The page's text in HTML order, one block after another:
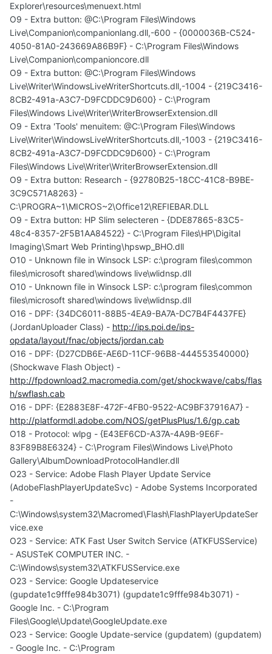
Explorer\resources\menuext.html
O9 - Extra button: @C:\Program Files\Windows
Live\Companion\companionlang.dll,-600 - {0000036B-C524-
4050-81A0-243669A86B9F} - C:\Program Files\Windows
Live\Companion\companioncore.dll
O9 - Extra button: @C:\Program Files\Windows
Live\Writer\WindowsLiveWriterShortcuts.dll,-1004 - {219C3416-
8CB2-491a-A3C7-D9FCDDC9D600} - C:\Program
Files\Windows Live\Writer\WriterBrowserExtension.dll
O9 - Extra 'Tools' menuitem: @C:\Program Files\Windows
Live\Writer\WindowsLiveWriterShortcuts.dll,-1003 - {219C3416-
8CB2-491a-A3C7-D9FCDDC9D600} - C:\Program
Files\Windows Live\Writer\WriterBrowserExtension.dll
O9 - Extra button: Research - {92780B25-18CC-41C8-B9BE-
3C9C571A8263} -
C:\PROGRA~1\MICROS~2\Office12\REFIEBAR.DLL
O9 - Extra button: HP Slim selecteren - {DDE87865-83C5-
48c4-8357-2F5B1AA84522} - C:\Program Files\HP\Digital
Imaging\Smart Web Printing\hpswp_BHO.dll
O10 - Unknown file in Winsock LSP: c:\program files\common
files\microsoft shared\windows live\wlidnsp.dll
O10 - Unknown file in Winsock LSP: c:\program files\common
files\microsoft shared\windows live\wlidnsp.dll
O16 - DPF: {34DC6011-88B5-4EA9-BA7A-DC7B4F4437FE}
(JordanUploader Class) - http://ips.poi.de/ips-
opdata/layout/fnac/objects/jordan.cab
O16 - DPF: {D27CDB6E-AE6D-11CF-96B8-444553540000}
(Shockwave Flash Object) -
http://fpdownload2.macromedia.com/get/shockwave/cabs/flas
h/swflash.cab
O16 - DPF: {E2883E8F-472F-4FB0-9522-AC9BF37916A7} -
http://platformdl.adobe.com/NOS/getPlusPlus/1.6/gp.cab
O18 - Protocol: wlpg - {E43EF6CD-A37A-4A9B-9E6F-
83F89B8E6324} - C:\Program Files\Windows Live\Photo
Gallery\AlbumDownloadProtocolHandler.dll
O23 - Service: Adobe Flash Player Update Service
(AdobeFlashPlayerUpdateSvc) - Adobe Systems Incorporated
-
C:\Windows\system32\Macromed\Flash\FlashPlayerUpdateSer
vice.exe
O23 - Service: ATK Fast User Switch Service (ATKFUSService)
- ASUSTeK COMPUTER INC. -
C:\Windows\system32\ATKFUSService.exe
O23 - Service: Google Updateservice
(gupdate1c9fffe984b3071) (gupdate1c9fffe984b3071) -
Google Inc. - C:\Program
Files\Google\Update\GoogleUpdate.exe
O23 - Service: Google Update-service (gupdatem) (gupdatem)
- Google Inc. - C:\Program